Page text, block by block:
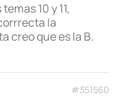
10 y 11,
la
creo que es la B.
#351560